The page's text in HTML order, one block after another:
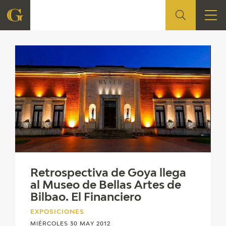
FUNDACIÓN
QUIENES SOMOS
CENTRO DE INVESTIGACIÓN Y DOCUMENTACIÓN
ACCIÓN CORPORATIVA
CONTACTO
PROGRAMACIÓN
Retrospectiva de Goya llega
al Museo de Bellas Artes de
Bilbao. El Financiero
EXPOSICIONES
MIÉRCOLES 30 MAY 2012